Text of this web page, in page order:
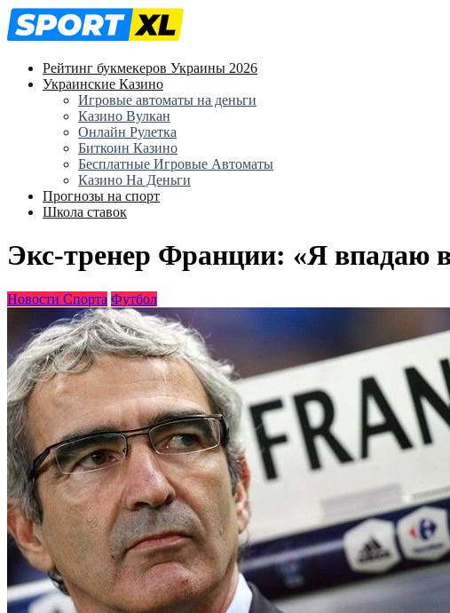
Рейтинг букмекеров Украины 2026
Украинские Казино
Игровые автоматы на деньги
Казино Вулкан
Онлайн Рулетка
Биткоин Казино
Бесплатные Игровые Автоматы
Казино На Деньги
Прогнозы на спорт
Школа ставок
Экс-тренер Франции: «Я впадаю
Новости Спорта Футбол